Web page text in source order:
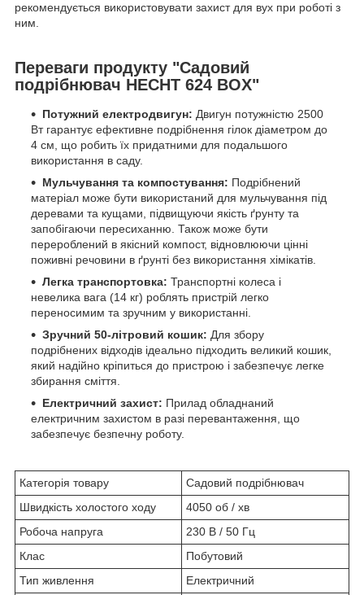
рекомендується використовувати захист для вух при роботі з
ним.
Переваги продукту "Садовий
подрібнювач HECHT 624 BOX"
Потужний електродвигун: Двигун потужністю 2500
Вт гарантує ефективне подрібнення гілок діаметром до
4 см, що робить їх придатними для подальшого
використання в саду.
Мульчування та компостування: Подрібнений
матеріал може бути використаний для мульчування під
деревами та кущами, підвищуючи якість ґрунту та
запобігаючи пересиханню. Також може бути
перероблений в якісний компост, відновлюючи цінні
поживні речовини в ґрунті без використання хімікатів.
Легка транспортовка: Транспортні колеса і
невелика вага (14 кг) роблять пристрій легко
переносимим та зручним у використанні.
Зручний 50-літровий кошик: Для збору
подрібнених відходів ідеально підходить великий кошик,
який надійно кріпиться до пристрою і забезпечує легке
збирання сміття.
Електричний захист: Прилад обладнаний
електричним захистом в разі перевантаження, що
забезпечує безпечну роботу.
Категорія товару
Садовий подрібнювач
Швидкість холостого ходу
4050 об / хв
Робоча напруга
230 В / 50 Гц
Клас
Побутовий
Тип живлення
Електричний